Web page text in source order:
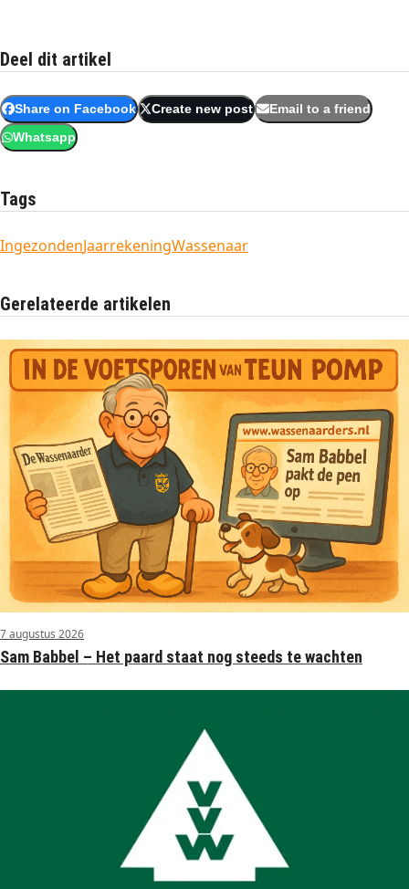
Deel dit artikel
Share on Facebook Create new post Email to a friend
Whatsapp
Tags
IngezondenJaarrekeningWassenaar
Gerelateerde artikelen
7 augustus 2026
Sam Babbel – Het paard staat nog steeds te wachten